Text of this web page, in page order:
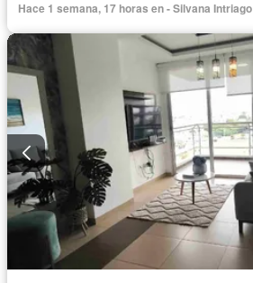
Hace 1 semana, 17 horas en - Silvana Intriago